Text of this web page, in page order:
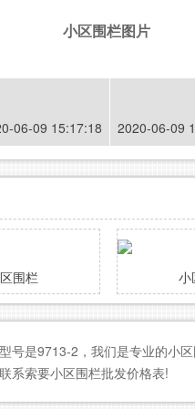
小区围栏图片
06-09 15:17:18
2020-06-09
围栏 小
号是9713-2，我们是专业的小
系索要小区围栏批发价格表!